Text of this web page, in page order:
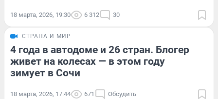
18 марта, 2026, 19:30 6 312 30
СТРАНА И МИР
4 года в автодоме и 26 стран. Блогер
живет на колесах — в этом году
зимует в Сочи
18 марта, 2026, 17:44 671 Обсудить